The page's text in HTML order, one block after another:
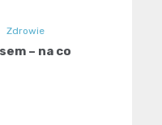
Zdrowie
– na co